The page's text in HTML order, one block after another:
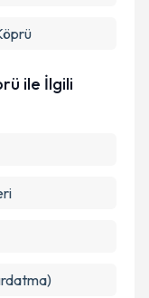
ile İlgili